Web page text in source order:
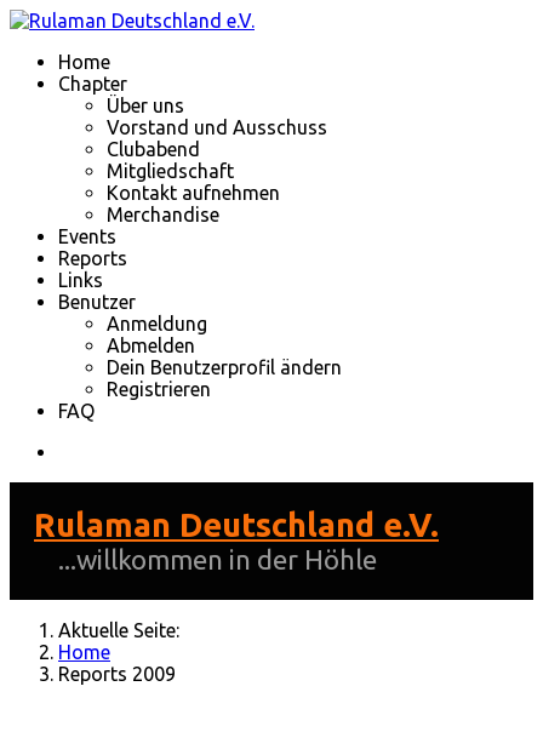
Home
Chapter
Über uns
Vorstand und Ausschuss
Clubabend
Mitgliedschaft
Kontakt aufnehmen
Merchandise
Events
Reports
Links
Benutzer
Anmeldung
Abmelden
Dein Benutzerprofil ändern
Registrieren
FAQ
Rulaman Deutschland e.V.
...willkommen in der Höhle
Aktuelle Seite:
Home
Reports 2009